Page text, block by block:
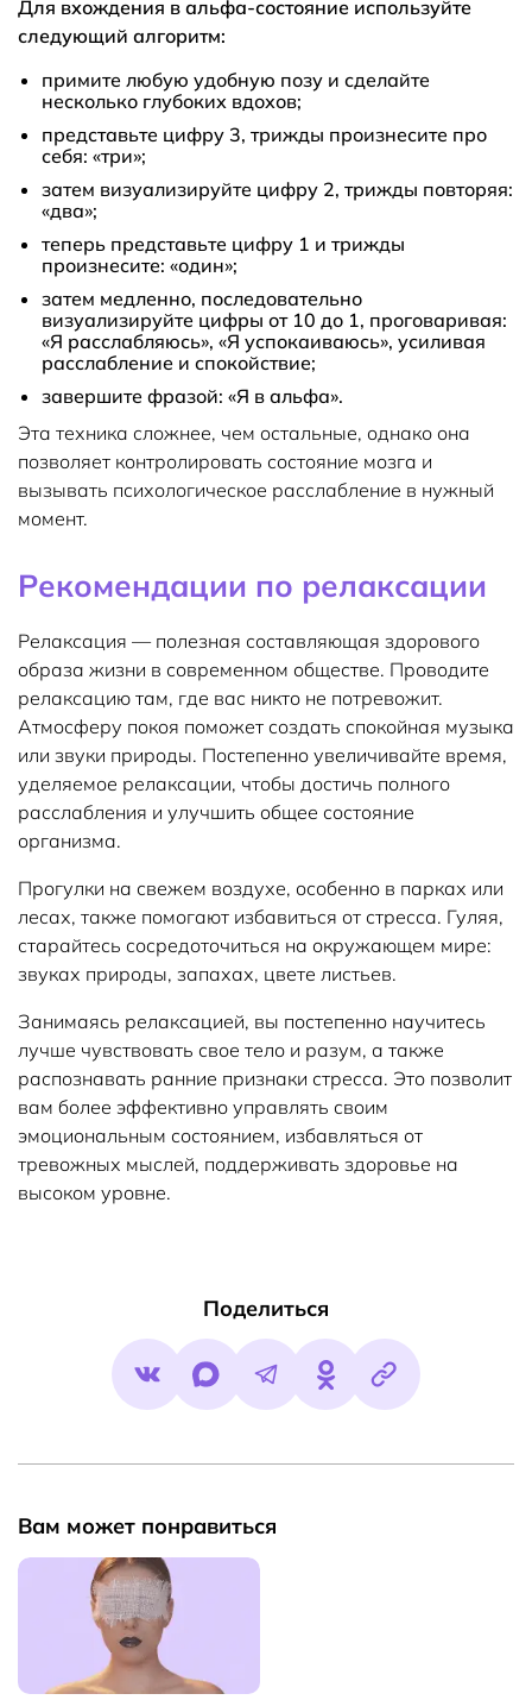
Для вхождения в альфа-состояние используйте
следующий алгоритм:
примите любую удобную позу и сделайте
несколько глубоких вдохов;
представьте цифру 3, трижды произнесите про
себя: «три»;
затем визуализируйте цифру 2, трижды повторяя:
«два»;
теперь представьте цифру 1 и трижды
произнесите: «один»;
затем медленно, последовательно
визуализируйте цифры от 10 до 1, проговаривая:
«Я расслабляюсь», «Я успокаиваюсь», усиливая
расслабление и спокойствие;
завершите фразой: «Я в альфа».
Эта техника сложнее, чем остальные, однако она
позволяет контролировать состояние мозга и
вызывать психологическое расслабление в нужный
момент.
Рекомендации по релаксации
Релаксация — полезная составляющая здорового
образа жизни в современном обществе. Проводите
релаксацию там, где вас никто не потревожит.
Атмосферу покоя поможет создать спокойная музыка
или звуки природы. Постепенно увеличивайте время,
уделяемое релаксации, чтобы достичь полного
расслабления и улучшить общее состояние
организма.
Прогулки на свежем воздухе, особенно в парках или
лесах, также помогают избавиться от стресса. Гуляя,
старайтесь сосредоточиться на окружающем мире:
звуках природы, запахах, цвете листьев.
Занимаясь релаксацией, вы постепенно научитесь
лучше чувствовать свое тело и разум, а также
распознавать ранние признаки стресса. Это позволит
вам более эффективно управлять своим
эмоциональным состоянием, избавляться от
тревожных мыслей, поддерживать здоровье на
высоком уровне.
Поделиться
Вам может понравиться